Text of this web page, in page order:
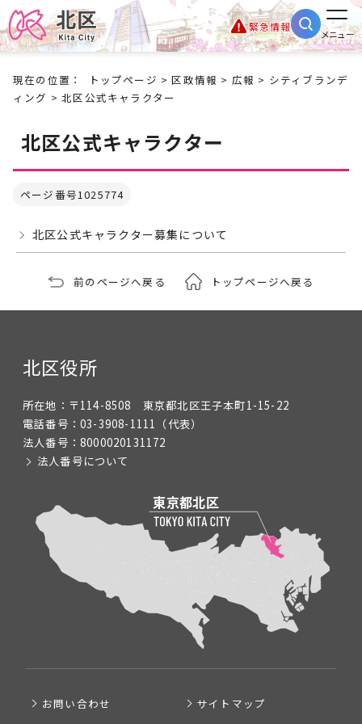
緊急情報
メニュー
現在の位置： トップページ >区政情報 > 広報 > シティブランデ
ィング > 北区公式キャラクター
北区公式キャラクター
ページ番号1025774
北区公式キャラクター募集について
前のページへ戻る トップページへ戻る
北区役所
所在地： 〒114-8508 東京都北区王子本町1-15-22
電話番号： 03-3908-1111 （代表）
法人番号： 8000020131172
法人番号について
お問い合わせ
サイトマップ